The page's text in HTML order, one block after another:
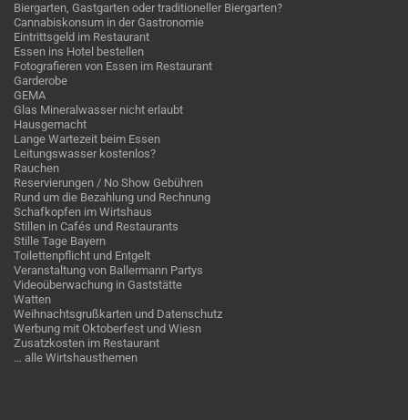
Biergarten, Gastgarten oder traditioneller Biergarten?
Cannabiskonsum in der Gastronomie
Eintrittsgeld im Restaurant
Essen ins Hotel bestellen
Fotografieren von Essen im Restaurant
Garderobe
GEMA
Glas Mineralwasser nicht erlaubt
Hausgemacht
Lange Wartezeit beim Essen
Leitungswasser kostenlos?
Rauchen
Reservierungen / No Show Gebühren
Rund um die Bezahlung und Rechnung
Schafkopfen im Wirtshaus
Stillen in Cafés und Restaurants
Stille Tage Bayern
Toilettenpflicht und Entgelt
Veranstaltung von Ballermann Partys
Videoüberwachung in Gaststätte
Watten
Weihnachtsgrußkarten und Datenschutz
Werbung mit Oktoberfest und Wiesn
Zusatzkosten im Restaurant
… alle Wirtshausthemen